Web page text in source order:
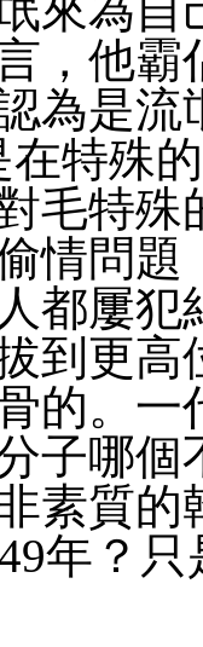
，他霸
為是流
特殊
毛特殊
情問題
都屢犯
到更高
的。一
子哪個
素質的
年？